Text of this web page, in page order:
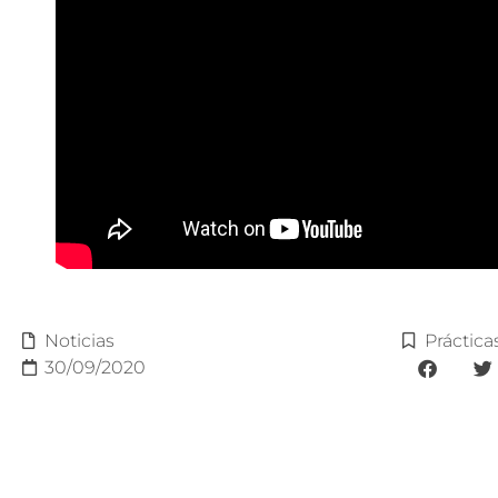
Noticias
30/09/2020